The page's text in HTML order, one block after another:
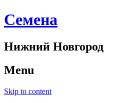
Cемена
Нижний Новгород
Menu
Skip to content